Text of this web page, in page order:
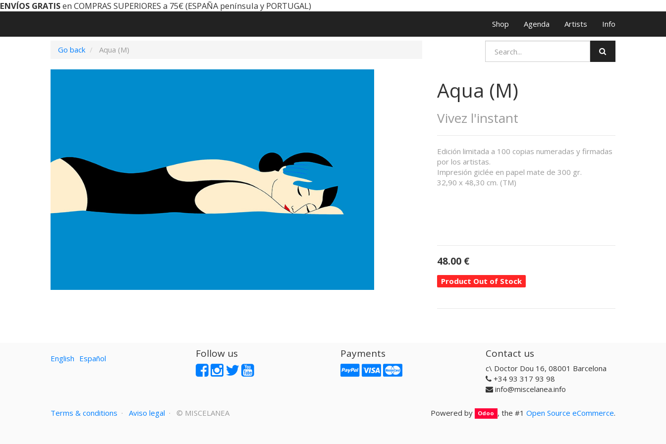
ENVÍOS GRATISen COMPRAS SUPERIORES a 75€ (ESPAÑA península y PORTUGAL)
Shop Agenda Artists Info
Go back Aqua (M)
Aqua (M)
Vivez l'instant
Edición limitada a 100 copias numeradas y firmadas
por los artistas.
Impresión giclée en papel mate de 300 gr.
32,90 x 48,30 cm. (TM)
48.00 €
Product Out of Stock
English Español Follow us Payments Contact us
c\ Doctor Dou 16, 08001 Barcelona
+34 93 317 93 98
info@miscelanea.info
Powered by Odoo , the #1 Open Source eCommerce.
Terms & conditions · Aviso legal · © MISCELANEA